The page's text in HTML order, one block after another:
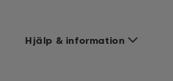
Hjälp & information